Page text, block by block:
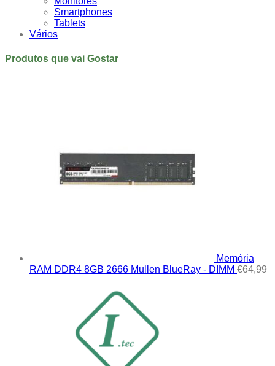
Smartphones
Tablets
Vários
Produtos que vai Gostar
Memória
RAM DDR4 8GB 2666 Mullen BlueRay - DIMM €64,99